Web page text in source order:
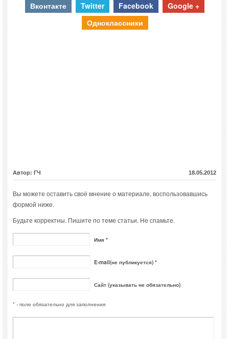
Вконтакте Twitter Facebook
Google +
Одноклассники
Автор: ГЧ 18.05.2012
Вы можете оставить своё мнение о материале, воспользовавшись
формой ниже.
Будьте корректны. Пишите по теме статьи. Не спамьте.
Имя *
E-mail(не публикуется) *
Сайт (указывать не обязательно)
* - поле обязательно для заполнения